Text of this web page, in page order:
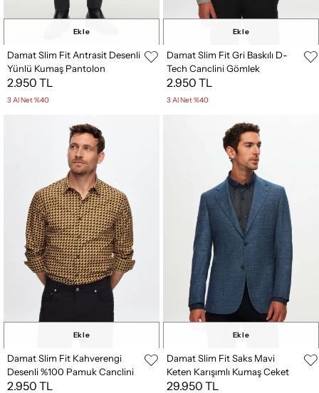
Ekle
Damat Slim Fit Antrasit Desenli
Yünlü Kumaş Pantolon
2.950 TL
3 Al Net %40
Ekle
Damat Slim Fit Gri Baskılı D-
Tech Canclini Gömlek
2.950 TL
3 Al Net %40
Ekle
Damat Slim Fit Kahverengi
Desenli %100 Pamuk Canclini
Gömlek
2.950 TL
Ekle
Damat Slim Fit Saks Mavi
Keten Karışımlı Kumaş Ceket
29.950 TL